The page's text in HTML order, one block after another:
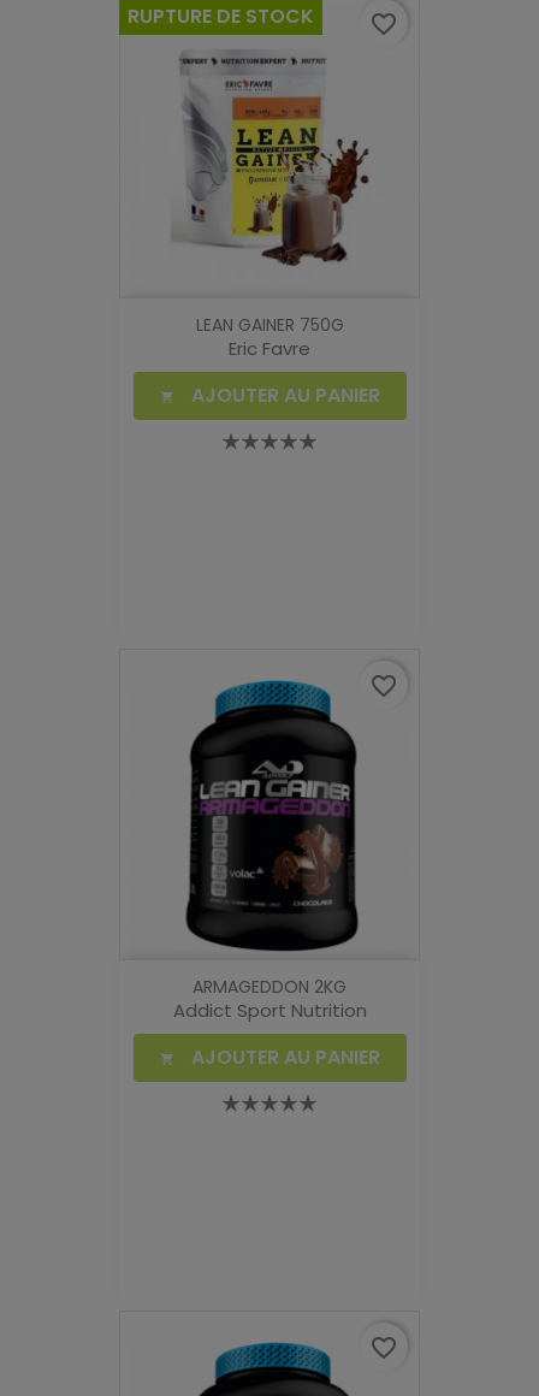
LEAN GAINER 750G
Eric Favre
 AJOUTER AU PANIER
RUPTURE DE STOCK favorite_border
ARMAGEDDON 2KG
Addict Sport Nutrition
 AJOUTER AU PANIER
favorite_border
favorite_border